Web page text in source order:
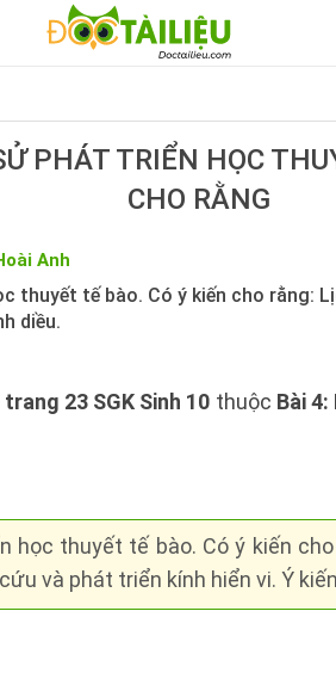
PHÁT TRIỂN HỌC
CHO RẰNG
Anh
thuyết tế bào. Có ý kiến cho rằng:
diều.
trang 23 SGK Sinh 10 thuộc Bài
học thuyết tế bào. Có ý kiến
và phát triển kính hiển vi. Ý